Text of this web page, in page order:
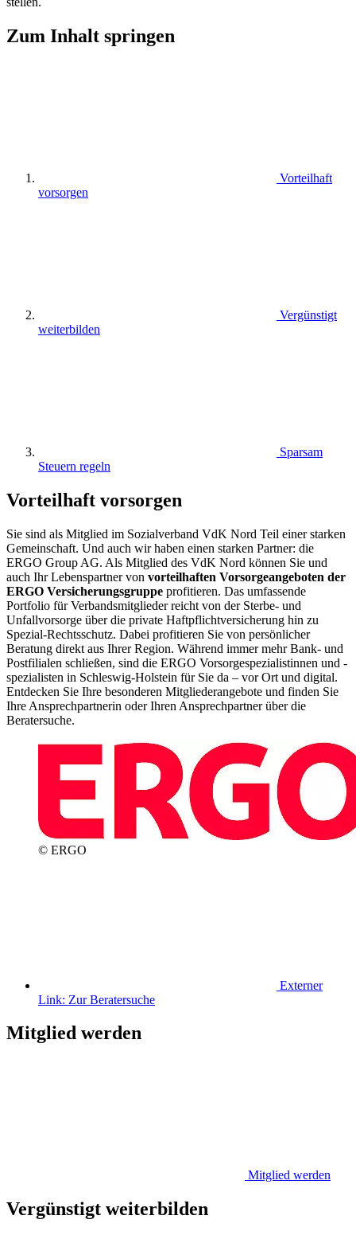
Zum Inhalt springen
Vorteilhaft
vorsorgen
Vergünstigt
weiterbilden
Sparsam
Steuern regeln
Vorteilhaft vorsorgen
Sie sind als Mitglied im Sozialverband VdK Nord Teil einer starken
Gemeinschaft. Und auch wir haben einen starken Partner: die
ERGO Group AG. Als Mitglied des VdK Nord können Sie und
auch Ihr Lebenspartner von vorteilhaften Vorsorgeangeboten der
ERGO Versicherungsgruppe profitieren. Das umfassende
Portfolio für Verbandsmitglieder reicht von der Sterbe- und
Unfallvorsorge über die private Haftpflichtversicherung hin zu
Spezial-Rechtsschutz. Dabei profitieren Sie von persönlicher
Beratung direkt aus Ihrer Region. Während immer mehr Bank- und
Postfilialen schließen, sind die ERGO Vorsorgespezialistinnen und -
spezialisten in Schleswig-Holstein für Sie da – vor Ort und digital.
Entdecken Sie Ihre besonderen Mitgliederangebote und finden Sie
Ihre Ansprechpartnerin oder Ihren Ansprechpartner über die
Beratersuche.
© ERGO
Externer
Link: Zur Beratersuche
Mitglied werden
Mitglied werden
Vergünstigt weiterbilden